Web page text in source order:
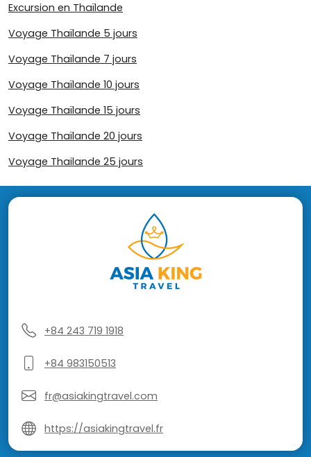
Excursion en Thaïlande
Voyage Thaïlande 5 jours
Voyage Thaïlande 7 jours
Voyage Thaïlande 10 jours
Voyage Thaïlande 15 jours
Voyage Thaïlande 20 jours
Voyage Thailande 25 jours
+84 243 719 1918
+84 983150513
fr@asiakingtravel.com
https://asiakingtravel.fr